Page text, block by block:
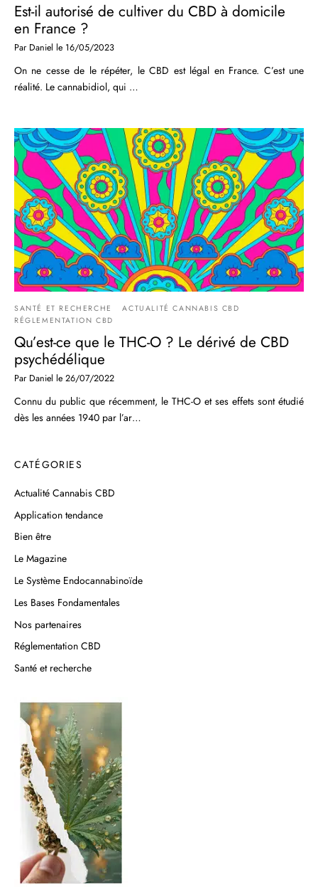
Est-il autorisé de cultiver du CBD à domicile
en France ?
Par Daniel le 16/05/2023
On ne cesse de le répéter, le CBD est légal en France. C’est une
réalité. Le cannabidiol, qui …
SANTÉ ET RECHERCHE
ACTUALITÉ CANNABIS CBD
RÉGLEMENTATION CBD
Qu’est-ce que le THC-O ? Le dérivé de CBD
psychédélique
Par Daniel le 26/07/2022
Connu du public que récemment, le THC-O et ses effets sont étudié
dès les années 1940 par l’ar…
CATÉGORIES
Actualité Cannabis CBD
Application tendance
Bien être
Le Magazine
Le Système Endocannabinoïde
Les Bases Fondamentales
Nos partenaires
Réglementation CBD
Santé et recherche